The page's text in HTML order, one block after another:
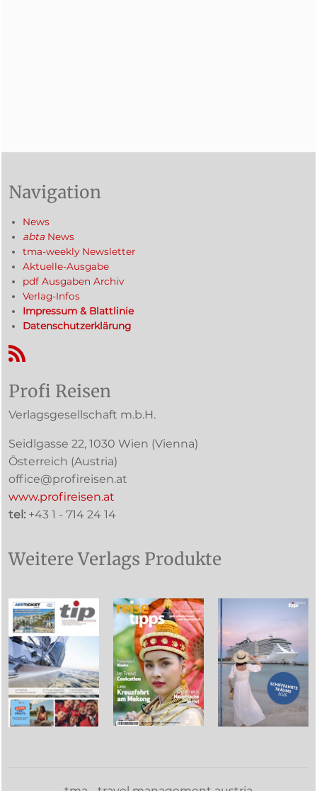
Navigation
News
abta News
tma-weekly Newsletter
Aktuelle-Ausgabe
pdf Ausgaben Archiv
Verlag-Infos
Impressum & Blattlinie
Datenschutzerklärung
RSS-Feed
Profi Reisen
Verlagsgesellschaft m.b.H.
Seidlgasse 22, 1030 Wien (Vienna)
Österreich (Austria)
office@profireisen.at
www.profireisen.at
tel: +43 1 - 714 24 14
Weitere Verlags Produkte